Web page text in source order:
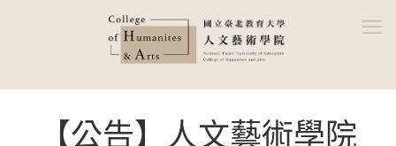
【公告】人文藝術學院